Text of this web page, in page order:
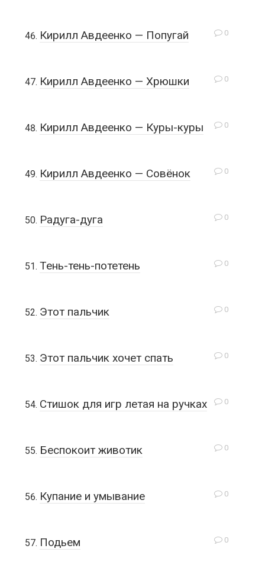
0
Кирилл Авдеенко — Попугай
0
Кирилл Авдеенко — Хрюшки
0
Кирилл Авдеенко — Куры-куры
0
Кирилл Авдеенко — Совёнок
0
Радуга-дуга
0
Тень-тень-потетень
0
Этот пальчик
0
Этот пальчик хочет спать
0
Стишок для игр летая на ручках
0
Беспокоит животик
0
Купание и умывание
0
Подьем